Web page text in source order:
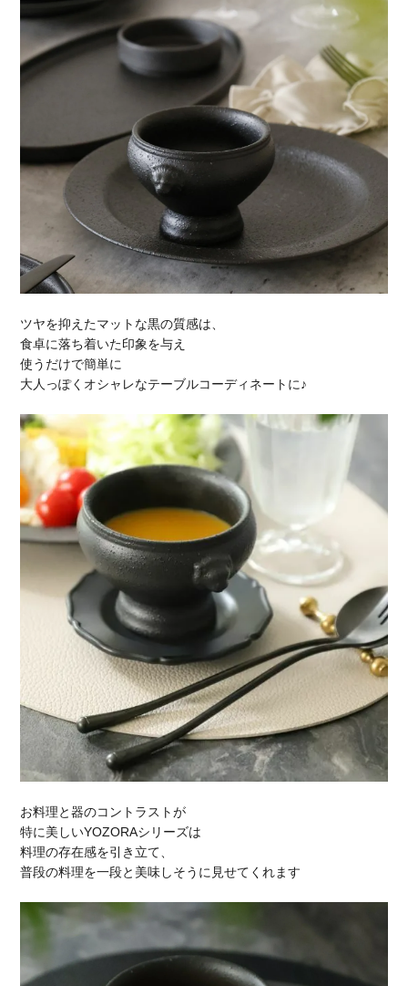
ツヤを抑えたマットな黒の質感は、
食卓に落ち着いた印象を与え
使うだけで簡単に
大人っぽくオシャレなテーブルコーディネートに♪
お料理と器のコントラストが
特に美しいYOZORAシリーズは
料理の存在感を引き立て、
普段の料理を一段と美味しそうに見せてくれます